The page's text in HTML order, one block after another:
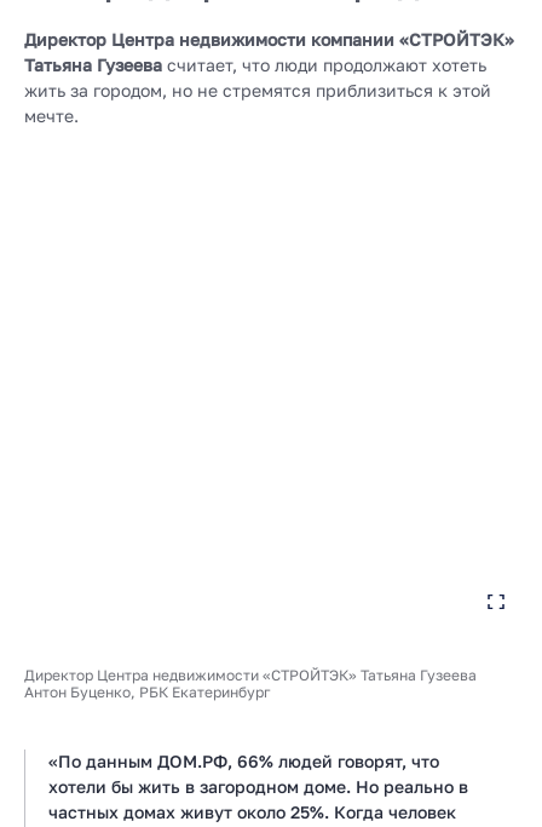
Директор Центра недвижимости компании «СТРОЙТЭК»
Татьяна Гузеева считает, что люди продолжают хотеть
жить за городом, но не стремятся приблизиться к этой
мечте.
Директор Центра недвижимости «СТРОЙТЭК» Татьяна Гузеева
Антон Буценко, РБК Екатеринбург
«По данным ДОМ.РФ, 66% людей говорят, что
хотели бы жить в загородном доме. Но реально в
частных домах живут около 25%. Когда человек